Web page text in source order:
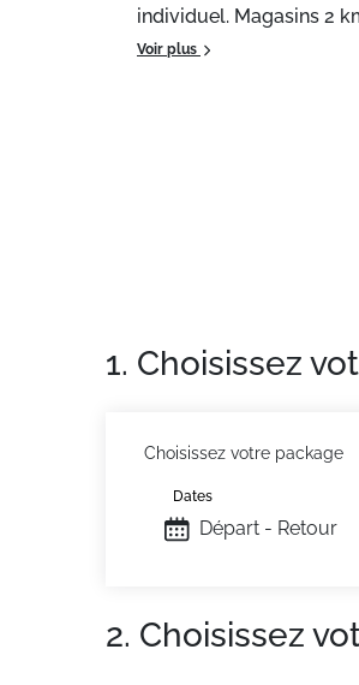
individuel. Magasins 2
bus "Roc d'Orsay" 800
Voir plus
1. Choisissez
Choisissez votre package
Départ - Retour
Dates
2. Choisissez